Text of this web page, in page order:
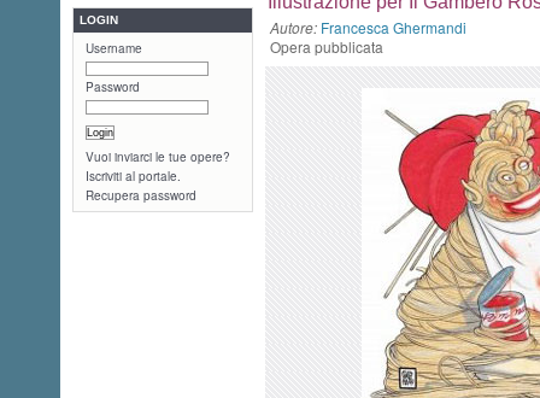
LOGIN
Username
Password
Vuoi inviarci le tue opere?
Iscriviti al portale.
Recupera password
Autore: Francesca Ghermandi
Opera pubblicata